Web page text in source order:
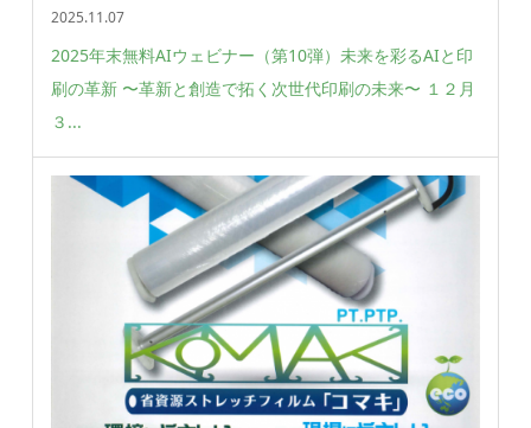
2025.11.07
2025年末無料AIウェビナー（第10弾）未来を彩るAIと印
刷の革新 〜革新と創造で拓く次世代印刷の未来〜 １２月
３...